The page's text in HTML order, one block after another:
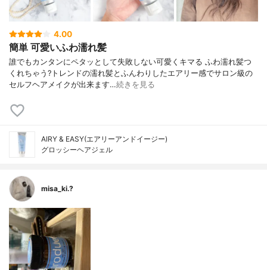
4.00
簡単 可愛いふわ濡れ髪
誰でもカンタンにペタッとして失敗しない 可愛くキマる ふわ濡れ髪つ
くれちゃう? トレンドの濡れ髪とふんわりしたエアリー感で サロン級の
セルフヘアメイクが出来ます…続きを見る
AIRY & EASY(エアリーアンドイージー)
グロッシーヘアジェル
misa_ki.?